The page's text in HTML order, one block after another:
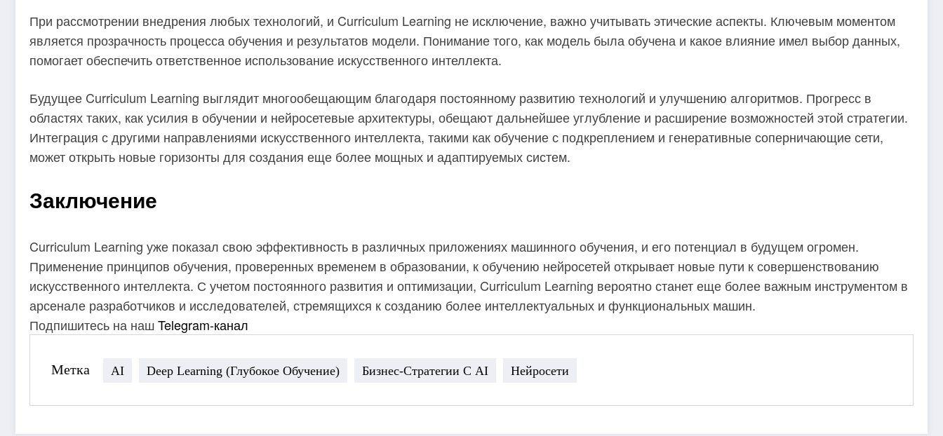
При рассмотрении внедрения любых технологий, и Curriculum Learning не исключение, важно учитывать этические аспекты. Ключевым моментом
является прозрачность процесса обучения и результатов модели. Понимание того, как модель была обучена и какое влияние имел выбор данных,
помогает обеспечить ответственное использование искусственного интеллекта.
Будущее Curriculum Learning выглядит многообещающим благодаря постоянному развитию технологий и улучшению алгоритмов. Прогресс в
областях таких, как усилия в обучении и нейросетевые архитектуры, обещают дальнейшее углубление и расширение возможностей этой стратегии.
Интеграция с другими направлениями искусственного интеллекта, такими как обучение с подкреплением и генеративные соперничающие сети,
может открыть новые горизонты для создания еще более мощных и адаптируемых систем.
Заключение
Curriculum Learning уже показал свою эффективность в различных приложениях машинного обучения, и его потенциал в будущем огромен.
Применение принципов обучения, проверенных временем в образовании, к обучению нейросетей открывает новые пути к совершенствованию
искусственного интеллекта. С учетом постоянного развития и оптимизации, Curriculum Learning вероятно станет еще более важным инструментом в
арсенале разработчиков и исследователей, стремящихся к созданию более интеллектуальных и функциональных машин.
Подпишитесь на нашTelegram-канал
Метка AI Deep Learning (глубокое Обучение) Бизнес-Стратегии С AI Нейросети